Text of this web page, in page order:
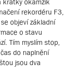
krátký okamžik
rekordéru F3,
objeví základní
o stavu
Tím myslím stop,
do naplnění
jsou dva